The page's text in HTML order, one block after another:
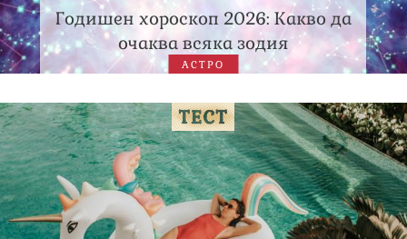
Годишен хороскоп 2026: Какво да
очаква всяка зодия
АСТРО